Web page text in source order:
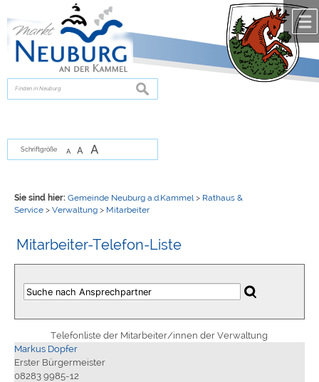
zur Navigationoder
springen.
suchen
Schriftgröße A A A
Sie sind hier: Gemeinde Neuburg a.d.Kammel > Rathaus &
Service> Verwaltung> Mitarbeiter
Mitarbeiter-Telefon-Liste
Telefonliste der Mitarbeiter/innen der Verwaltung
Markus Dopfer
Erster Bürgermeister
08283 9985-12